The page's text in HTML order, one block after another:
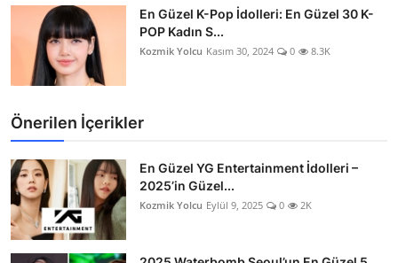
En Güzel K-Pop İdolleri: En Güzel 30 K-
POP Kadın S...
Kozmik Yolcu Kasım 30, 2024 0 8.3K
Önerilen İçerikler
En Güzel YG Entertainment İdolleri –
2025’in Güzel...
Kozmik Yolcu Eylül 9, 2025 0 2K